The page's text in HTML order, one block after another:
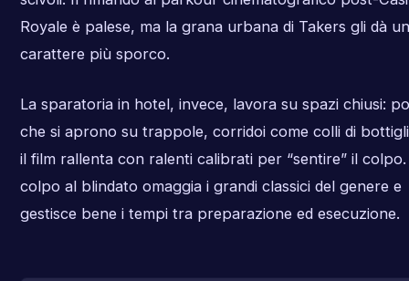
Royale è palese, ma la grana urbana di Takers gli dà un
carattere più sporco.
La sparatoria in hotel, invece, lavora su spazi chiusi:
che si aprono su trappole, corridoi come colli di
il film rallenta con ralenti calibrati per “sentire” il
colpo al blindato omaggia i grandi classici del genere e
gestisce bene i tempi tra preparazione ed esecuzione.